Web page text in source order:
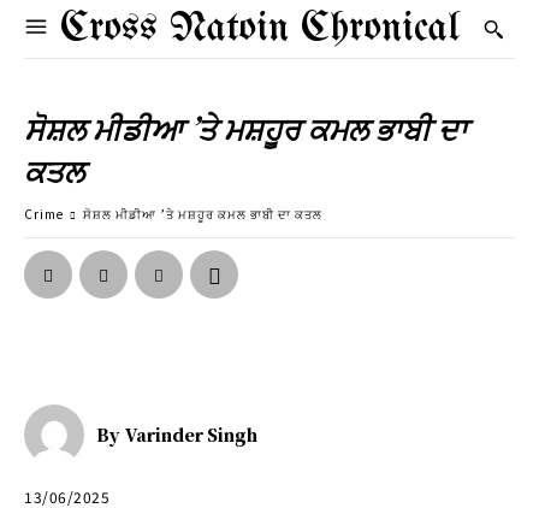
Cross Natoin Chronical
ਸੋਸ਼ਲ ਮੀਡੀਆ ’ਤੇ ਮਸ਼ਹੂਰ ਕਮਲ ਭਾਬੀ ਦਾ
ਕਤਲ
Crime ਸੋਸ਼ਲ ਮੀਡੀਆ ’ਤੇ ਮਸ਼ਹੂਰ ਕਮਲ ਭਾਬੀ ਦਾ ਕਤਲ
By Varinder Singh
13/06/2025